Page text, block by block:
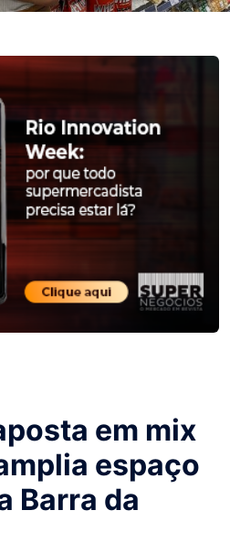
em mix
espaço
Barra da